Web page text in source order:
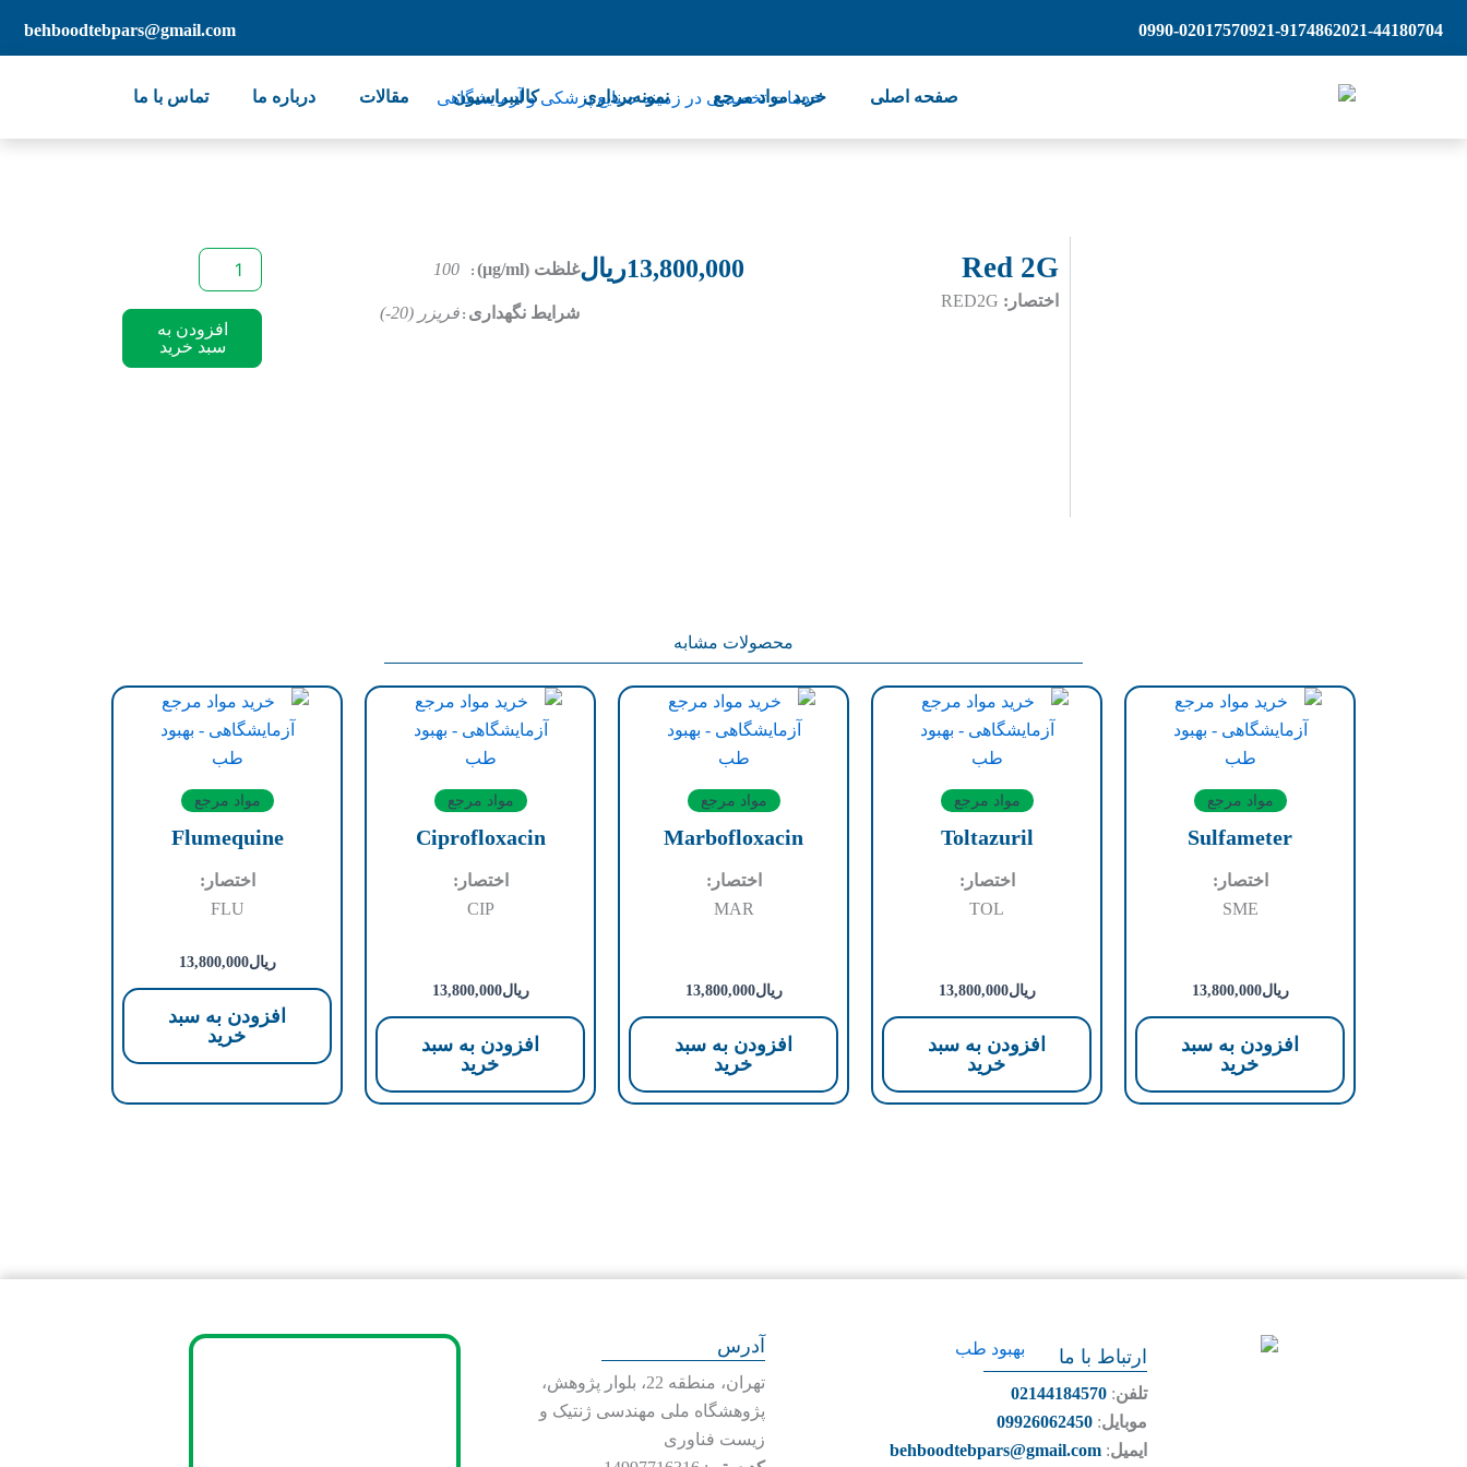
021-44180704
0921-9174862
0990-0201757
behboodtebpars@gmail.com
صفحه اصلی خرید مواد مرجع نمونه‌برداری کالیبراسیون مقالات درباره ما تماس با ما
Red 2G
اختصار:
ریال13,800,000 غلظت (µg/ml) 100
شرایط نگهداری فریزر (20-)
Red
2G
افزودن به
سبد خرید
محصولات مشابه
مواد مرجع
Sulfameter
اختصار:
SME
ریال13,800,000
افزودن به سبد
خرید
مواد مرجع
Toltazuril
اختصار:
TOL
ریال13,800,000
افزودن به سبد
خرید
مواد مرجع
Marbofloxacin
اختصار:
MAR
ریال13,800,000
افزودن به سبد
خرید
مواد مرجع
Ciprofloxacin
اختصار:
CIP
ریال13,800,000
افزودن به سبد
خرید
مواد مرجع
Flumequine
اختصار:
FLU
ریال13,800,000
افزودن به سبد
خرید
ارتباط با ما
تلفن:
02144184570
موبایل:
09926062450
ایمیل:
behboodtebpars@gmail.com
آدرس
تهران، منطقه 22، بلوار پژوهش،
پژوهشگاه ملی مهندسی ژنتیک و
زیست فناوری